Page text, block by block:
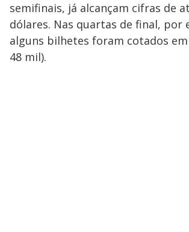
semifinais, já alcançam cifras de
dólares. Nas quartas de final, por
alguns bilhetes foram cotados em
48 mil).